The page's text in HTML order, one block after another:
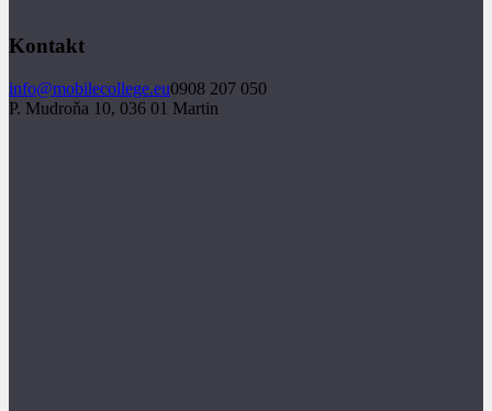
Kontakt
info@mobilecollege.eu0908 207 050
P. Mudroňa 10, 036 01 Martin